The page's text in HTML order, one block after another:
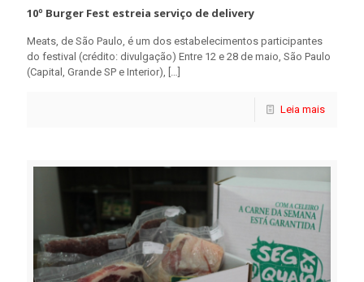
10º Burger Fest estreia serviço de delivery
Meats, de São Paulo, é um dos estabelecimentos participantes
do festival (crédito: divulgação) Entre 12 e 28 de maio, São Paulo
(Capital, Grande SP e Interior), […]
Leia mais